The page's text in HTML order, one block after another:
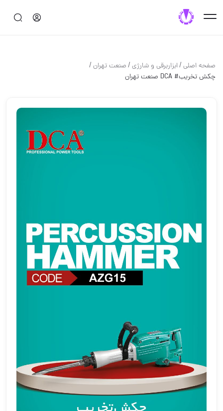
صفحه اصلی/ابزاربرقی و شارژی/صنعت تهران/
چکش تخریب# DCA ️صنعت تهران ️